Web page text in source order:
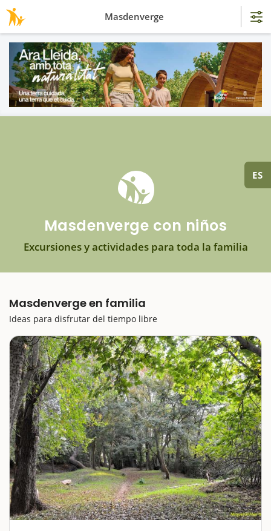
ES
Masdenverge con niños
Excursiones y actividades para toda la familia
Masdenverge en familia
Ideas para disfrutar del tiempo libre
Masdenverge